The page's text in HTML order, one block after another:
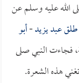
الله عليه وسلم عن
طلقعبد يزيد-أبو
فجاءت النبي صلى
هذه الشعرة.